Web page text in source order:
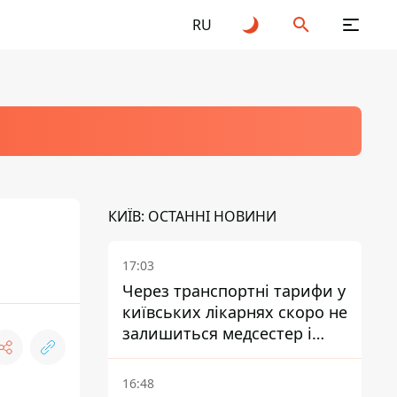
RU
КИЇВ: ОСТАННІ НОВИНИ
17:03
Через транспортні тарифи у
київських лікарнях скоро не
залишиться медсестер і
санітарок - професор
Голубовська
16:48